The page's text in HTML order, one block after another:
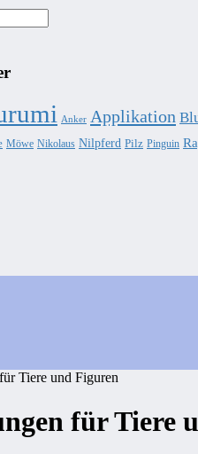
Anker Applikation
Möwe Nikolaus Nilpferd Pilz Pinguin
Tiere und Figuren
für Tiere